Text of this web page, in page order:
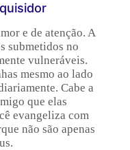
e de atenção. A
submetidos no
vulneráveis.
mesmo ao lado
Cabe a
que elas
evangeliza com
não são apenas